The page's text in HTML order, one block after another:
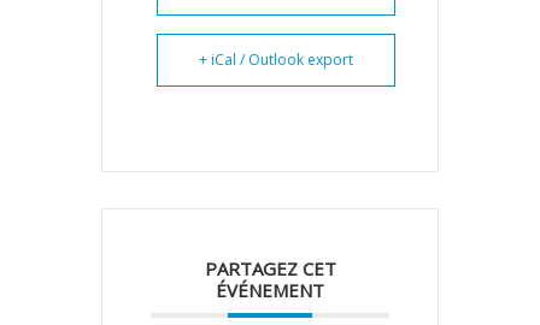
+ iCal / Outlook export
PARTAGEZ CET
ÉVÉNEMENT